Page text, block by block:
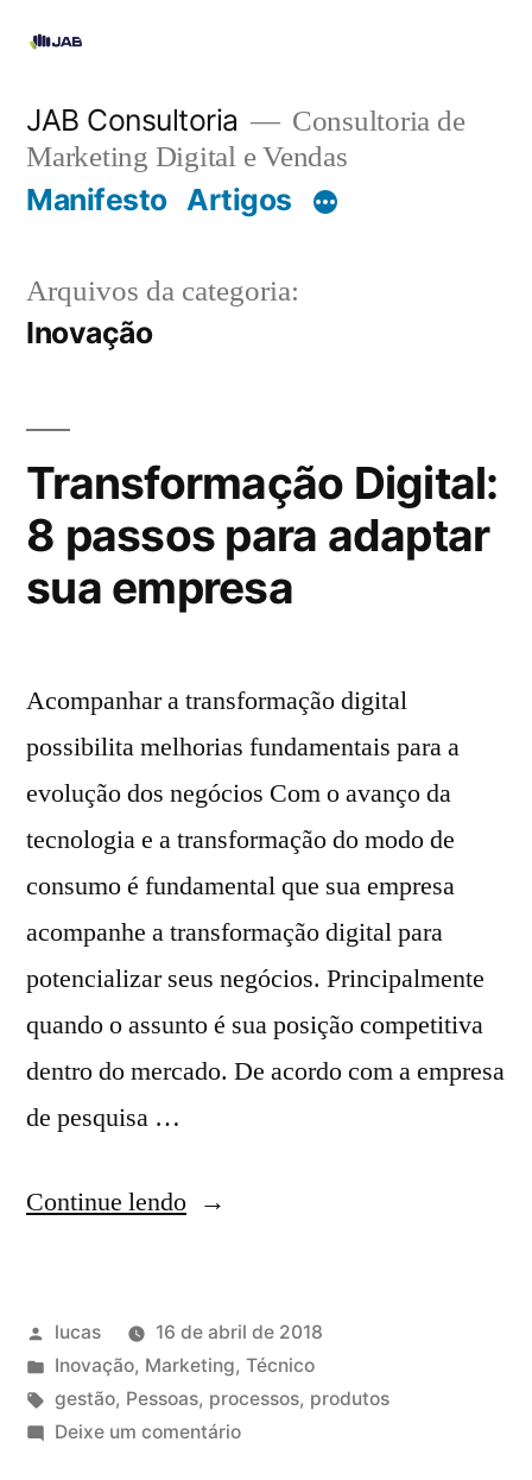
JAB Consultoria
Consultoria de
Marketing Digital e Vendas
Manifesto Artigos
Arquivos da categoria:
Inovação
Transformação Digital:
8 passos para adaptar
sua empresa
Acompanhar a transformação digital
possibilita melhorias fundamentais para a
evolução dos negócios Com o avanço da
tecnologia e a transformação do modo de
consumo é fundamental que sua empresa
acompanhe a transformação digital para
potencializar seus negócios. Principalmente
quando o assunto é sua posição competitiva
dentro do mercado. De acordo com a empresa
de pesquisa …
Continue lendo
lucas
16 de abril de 2018
Inovação, Marketing, Técnico
gestão, Pessoas, processos, produtos
Deixe um comentário